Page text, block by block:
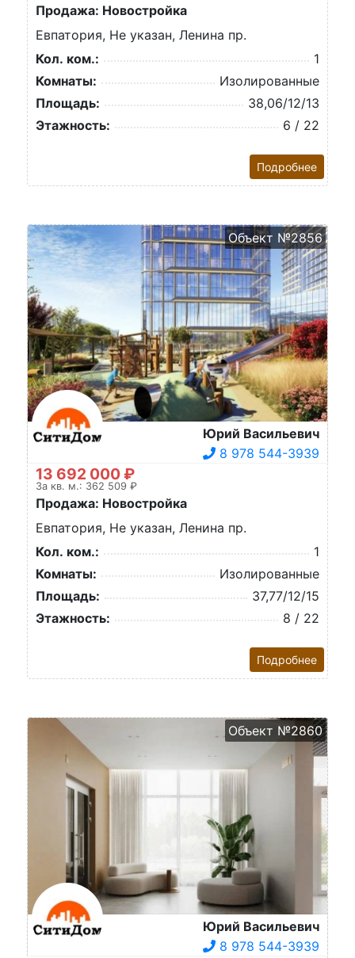
Продажа: Новостройка
Евпатория, Не указан, Ленина пр.
Кол. ком.:
1
Комнаты:
Изолированные
Площадь:
38,06/12/13
Этажность:
6 / 22
Подробнее
Объект №2856
Юрий Васильевич
8 978 544-3939
13 692 000 ₽
За кв. м.: 362 509 ₽
Продажа: Новостройка
Евпатория, Не указан, Ленина пр.
Кол. ком.:
1
Комнаты:
Изолированные
Площадь:
37,77/12/15
Этажность:
8 / 22
Подробнее
Объект №2860
Юрий Васильевич
8 978 544-3939